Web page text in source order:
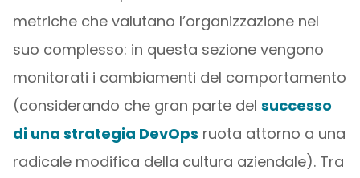
metriche che valutano l’organizzazione nel
suo complesso: in questa sezione vengono
monitorati i cambiamenti del comportamento
(considerando che gran parte del successo
di una strategia DevOps ruota attorno a una
radicale modifica della cultura aziendale). Tra